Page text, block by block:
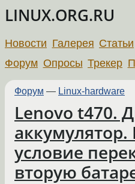
LINUX.ORG.RU
Новости Галерея Статьи
Форум Опросы Трекер
Форум — Linux-hardware
Lenovo t470.
аккумулятор.
условие
вторую